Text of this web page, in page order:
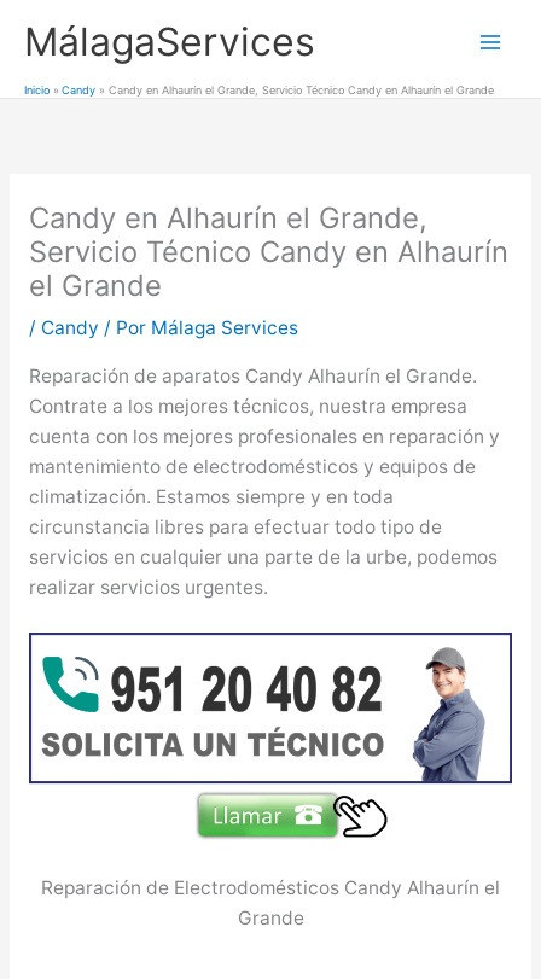
MálagaServices
Inicio Candy Candy en Alhaurín el Grande, Servicio Técnico Candy en Alhaurín el Grande
Candy en Alhaurín el Grande,
Servicio Técnico Candy en Alhaurín
el Grande
/ Candy / Por Málaga Services
Reparación de aparatos Candy Alhaurín el Grande.
Contrate a los mejores técnicos, nuestra empresa
cuenta con los mejores profesionales en reparación y
mantenimiento de electrodomésticos y equipos de
climatización. Estamos siempre y en toda
circunstancia libres para efectuar todo tipo de
servicios en cualquier una parte de la urbe, podemos
realizar servicios urgentes.
Reparación de Electrodomésticos Candy Alhaurín el
Grande